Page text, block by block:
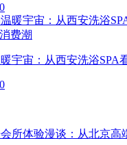
0
宇宙：从西安洗浴SPA
0